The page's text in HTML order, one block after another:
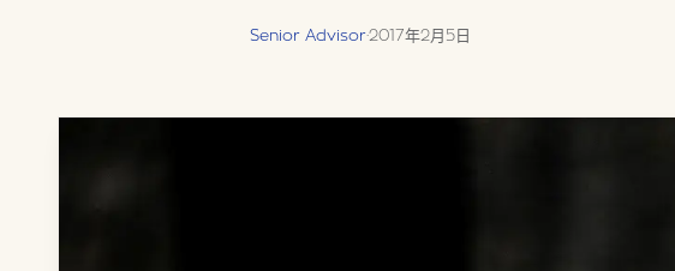
Senior Advisor·2017年2月5日